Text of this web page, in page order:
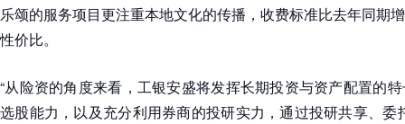
乐颂的服务项目更注重本地文化的传播，收费标准比去年同期
性价比。
“从险资的角度来看，工银安盛将发挥长期投资与资产配置的
选股能力，以及充分利用券商的投研实力，通过投研共享、委